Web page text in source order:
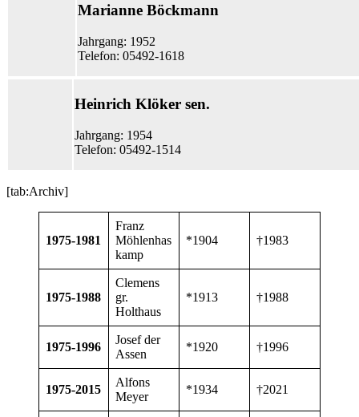
Marianne Böckmann
Jahrgang: 1952
Telefon: 05492-1618
Heinrich Klöker sen.
Jahrgang: 1954
Telefon: 05492-1514
[tab:Archiv]
1975-1981
Franz
Möhlenhas
kamp
*1904 †1983
1975-1988
Clemens
gr.
Holthaus
*1913 †1988
1975-1996
Josef der
Assen
*1920 †1996
1975-2015
Alfons
Meyer
*1934 †2021